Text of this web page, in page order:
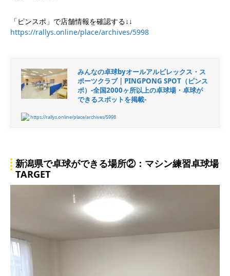
「ピンスポ」で店舗情報を確認する↓↓
https://rallys.online/place/archives/5998
みんなの卓球byオールアルビレックス・ス
ポーツクラブ | PINGPONG SPOT（ピンス
ポ）-全国2000ヶ所以上の卓球場・卓球が
できるスポットを掲載-
https://rallys.online/place/archives/5998
新潟県で卓球ができる場所②：マシン練習卓球場
TARGET